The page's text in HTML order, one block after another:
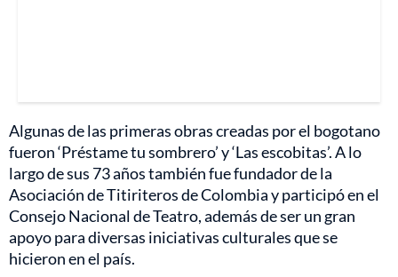
Algunas de las primeras obras creadas por el bogotano
fueron ‘Préstame tu sombrero’ y ‘Las escobitas’. A lo
largo de sus 73 años también fue fundador de la
Asociación de Titiriteros de Colombia y participó en el
Consejo Nacional de Teatro, además de ser un gran
apoyo para diversas iniciativas culturales que se
hicieron en el país.